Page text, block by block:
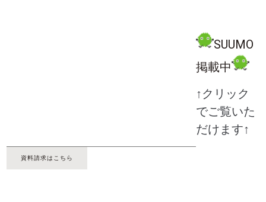
SUUMO
掲載中
↑クリック
でご覧いた
だけます↑
資料請求はこちら